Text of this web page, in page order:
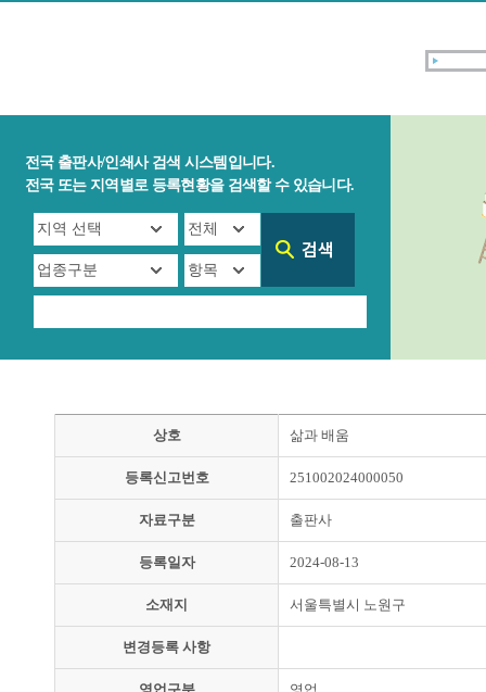
전국 출판사/인쇄사 검색 시스템입니다.
전국 또는 지역별로 등록현황을 검색할 수 있습니다.
상호 삶과 배움
등록신고번호 251002024000050
자료구분 출판사
등록일자 2024-08-13
소재지 서울특별시 노원구
변경등록 사항